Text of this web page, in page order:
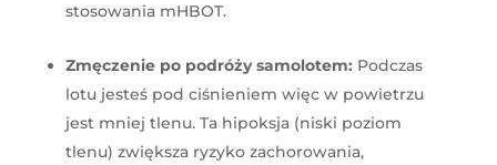
stosowania mHBOT.
Zmęczenie po podróży samolotem: Podczas
lotu jesteś pod ciśnieniem więc w powietrzu
jest mniej tlenu. Ta hipoksja (niski poziom
tlenu) zwiększa ryzyko zachorowania,